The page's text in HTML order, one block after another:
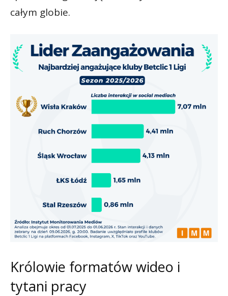
całym globie.
Królowie formatów wideo i
tytani pracy